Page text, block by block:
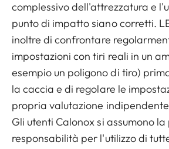
complessivo dell'attrezzatura e
punto di impatto siano corretti.
inoltre di confrontare
impostazioni con tiri reali in un
esempio un poligono di tiro)
la caccia e di regolare le
propria valutazione
Gli utenti Calonox si assumono la
responsabilità per l'utilizzo di